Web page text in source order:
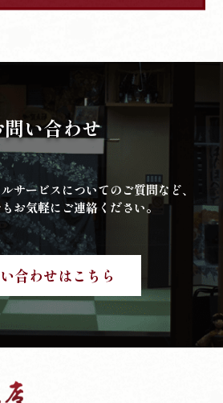
問い合わせ
サービスについてのご質問など、
お気軽にご連絡ください。
合わせはこちら